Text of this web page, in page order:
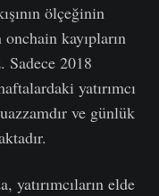
ölçeğinin
kayıpların
Sadece 2018
yatırımcı
ve günlük
yatırımcıların elde